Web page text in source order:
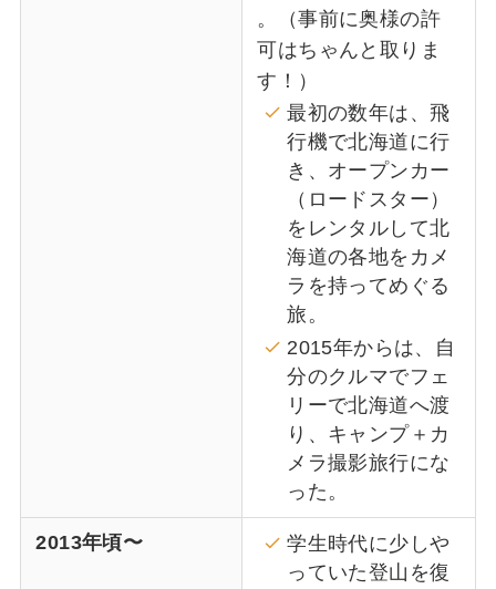
。（事前に奥様の許
可はちゃんと取りま
す！）
最初の数年は、飛
行機で北海道に行
き、オープンカー
（ロードスター）
をレンタルして北
海道の各地をカメ
ラを持ってめぐる
旅。
2015年からは、自
分のクルマでフェ
リーで北海道へ渡
り、キャンプ＋カ
メラ撮影旅行にな
った。
2013年頃〜
学生時代に少しや
っていた登山を復